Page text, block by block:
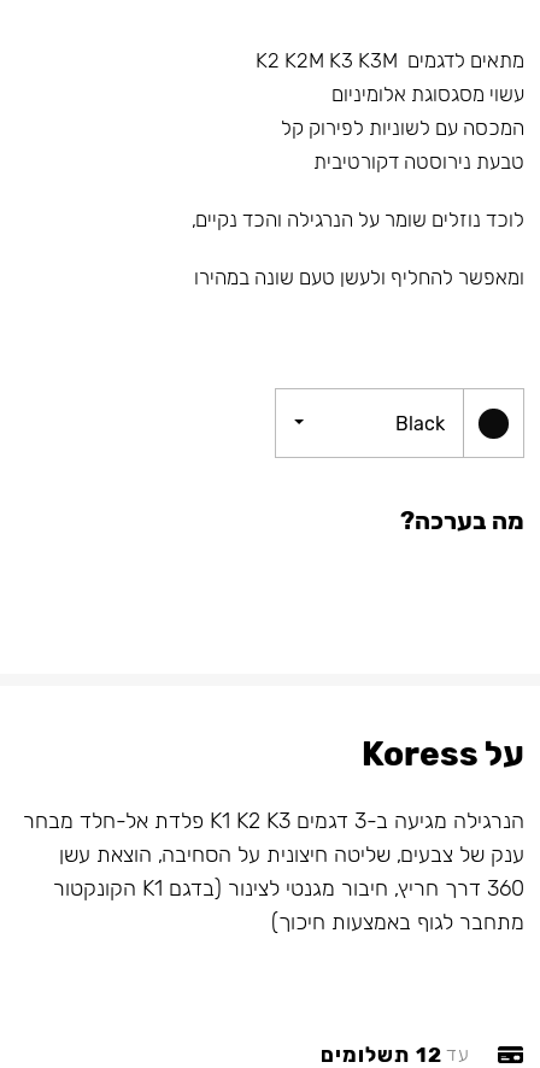
מתאים לדגמים K2 K2M K3 K3M
עשוי מסגסוגת אלומיניום
המכסה עם לשוניות לפירוק קל
טבעת נירוסטה דקורטיבית
לוכד נוזלים שומר על הנרגילה והכד נקיים,
ומאפשר להחליף ולעשן טעם שונה במהירו
Black
מה בערכה?
על Koress
הנרגילה מגיעה ב-3 דגמים K1 K2 K3 פלדת אל-חלד מבחר
ענק של צבעים, שליטה חיצונית על הסחיבה, הוצאת עשן
360 דרך חריץ, חיבור מגנטי לצינור (בדגם K1 הקונקטור
מתחבר לגוף באמצעות חיכוך)
עד 12 תשלומים